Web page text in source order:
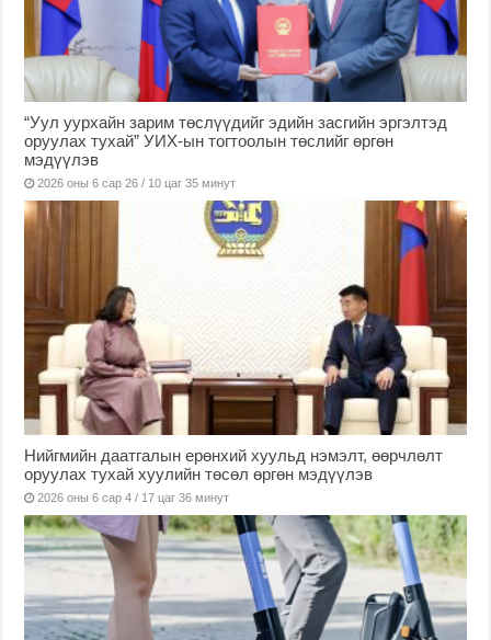
“Уул уурхайн зарим төслүүдийг эдийн засгийн эргэлтэд
оруулах тухай” УИХ-ын тогтоолын төслийг өргөн
мэдүүлэв
2026 оны 6 сар 26 / 10 цаг 35 минут
Нийгмийн даатгалын ерөнхий хуульд нэмэлт, өөрчлөлт
оруулах тухай хуулийн төсөл өргөн мэдүүлэв
2026 оны 6 сар 4 / 17 цаг 36 минут